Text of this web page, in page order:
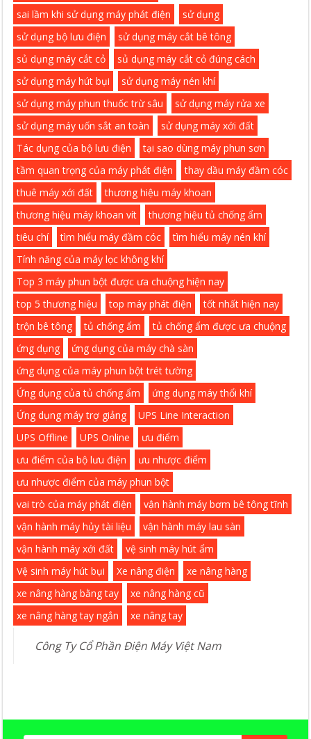
sai lầm khi sử dụng máy phát điện
sử dụng
sử dụng bộ lưu điện
sử dụng máy cắt bê tông
sủ dụng máy cắt cỏ
sủ dụng máy cắt cỏ đúng cách
sử dụng máy hút bụi
sử dụng máy nén khí
sử dụng máy phun thuốc trừ sâu
sử dụng máy rửa xe
sử dụng máy uốn sắt an toàn
sử dụng máy xới đất
Tác dụng của bộ lưu điện
tại sao dùng máy phun sơn
tầm quan trọng của máy phát điện
thay dầu máy đầm cóc
thuê máy xới đất
thương hiệu máy khoan
thương hiệu máy khoan vít
thương hiệu tủ chống ẩm
tiêu chí
tìm hiểu máy đầm cóc
tìm hiểu máy nén khí
Tính năng của máy lọc không khí
Top 3 máy phun bột được ưa chuộng hiện nay
top 5 thương hiệu
top máy phát điện
tốt nhất hiện nay
trộn bê tông
tủ chống ẩm
tủ chống ẩm được ưa chuộng
ứng dụng
ứng dụng của máy chà sàn
ứng dụng của máy phun bột trét tường
Ứng dụng của tủ chống ẩm
ứng dụng máy thổi khí
Ứng dụng máy trợ giảng
UPS Line Interaction
UPS Offline
UPS Online
ưu điểm
ưu điểm của bộ lưu điện
ưu nhược điểm
ưu nhược điểm của máy phun bột
vai trò của máy phát điện
vận hành máy bơm bê tông tĩnh
vận hành máy hủy tài liệu
vận hành máy lau sàn
vận hành máy xới đất
vệ sinh máy hút ẩm
Vệ sinh máy hút bụi
Xe nâng điện
xe nâng hàng
xe nâng hàng bằng tay
xe nâng hàng cũ
xe nâng hàng tay ngắn
xe nâng tay
Công Ty Cổ Phần Điện Máy Việt Nam